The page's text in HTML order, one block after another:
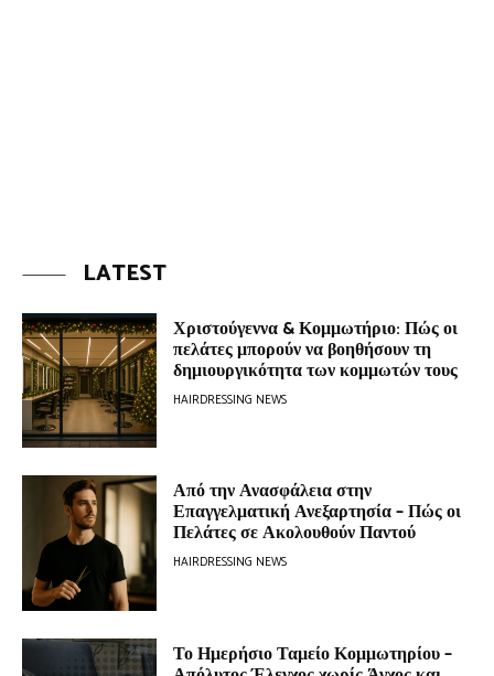
LATEST
Χριστούγεννα & Κομμωτήριο: Πώς οι
πελάτες μπορούν να βοηθήσουν τη
δημιουργικότητα των κομμωτών τους
HAIRDRESSING NEWS
Από την Ανασφάλεια στην
Επαγγελματική Ανεξαρτησία – Πώς οι
Πελάτες σε Ακολουθούν Παντού
HAIRDRESSING NEWS
Το Ημερήσιο Ταμείο Κομμωτηρίου –